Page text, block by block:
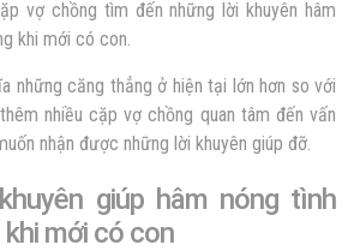
vợ chồng tìm đến những lời khuyên hâm
khi mới có con
những căng thẳng ở hiện tại lớn hơn so với
nhiều cặp vợ chồng quan tâm đến vấn
nhận được những lời khuyên giúp đỡ.
giúp hâm nóng tình
mới có con